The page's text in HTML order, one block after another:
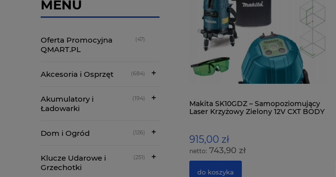
MENU
Oferta Promocyjna
QMART.PL
(47)
Akcesoria i Osprzęt (684)
Akumulatory i
Ładowarki
(194)
Dom i Ogród (126)
Klucze Udarowe i
Grzechotki
(251)
DEWALT DCE530NT Opalarka 18V 20V
54V 530st 2-Biegi BODY w Walizce
499,00 zł
do koszyka
Makita SK10GDZ – Samopoziomujący
Laser Krzyżowy Zielony 12V CXT BODY
915,00 zł
743,90 zł
do koszyka